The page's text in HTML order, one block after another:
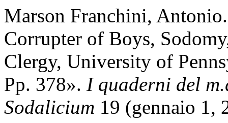
Marson Franchini,
Corrupter of Boys,
Clergy, University of
Pp. 378». I quaderni del
Sodalicium 19 (gennaio 1,